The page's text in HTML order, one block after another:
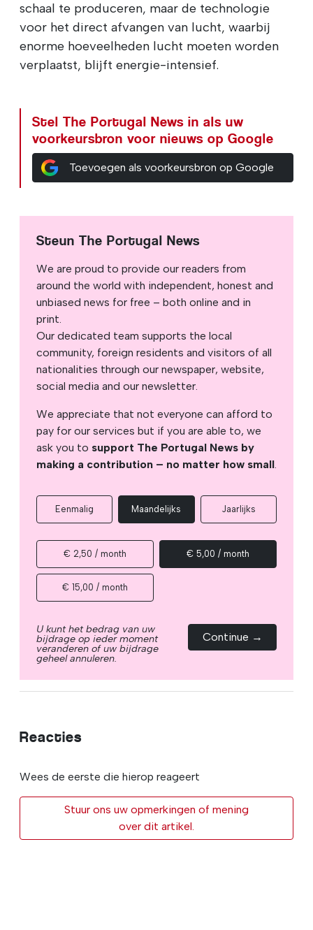
schaal te produceren, maar de technologie
voor het direct afvangen van lucht, waarbij
enorme hoeveelheden lucht moeten worden
verplaatst, blijft energie-intensief.
Stel The Portugal News in als uw
voorkeursbron voor nieuws op Google
Toevoegen als voorkeursbron op Google
Steun The Portugal News
We are proud to provide our readers from
around the world with independent, honest and
unbiased news for free – both online and in
print.
Our dedicated team supports the local
community, foreign residents and visitors of all
nationalities through our newspaper, website,
social media and our newsletter.
We appreciate that not everyone can afford to
pay for our services but if you are able to, we
ask you to support The Portugal News by
making a contribution – no matter how small.
Eenmalig Maandelijks Jaarlijks
€ 2,50 / month € 5,00 / month
€ 15,00 / month
U kunt het bedrag van uw
bijdrage op ieder moment
veranderen of uw bijdrage
geheel annuleren.
Continue →
Reacties
Wees de eerste die hierop reageert
Stuur ons uw opmerkingen of mening
over dit artikel.